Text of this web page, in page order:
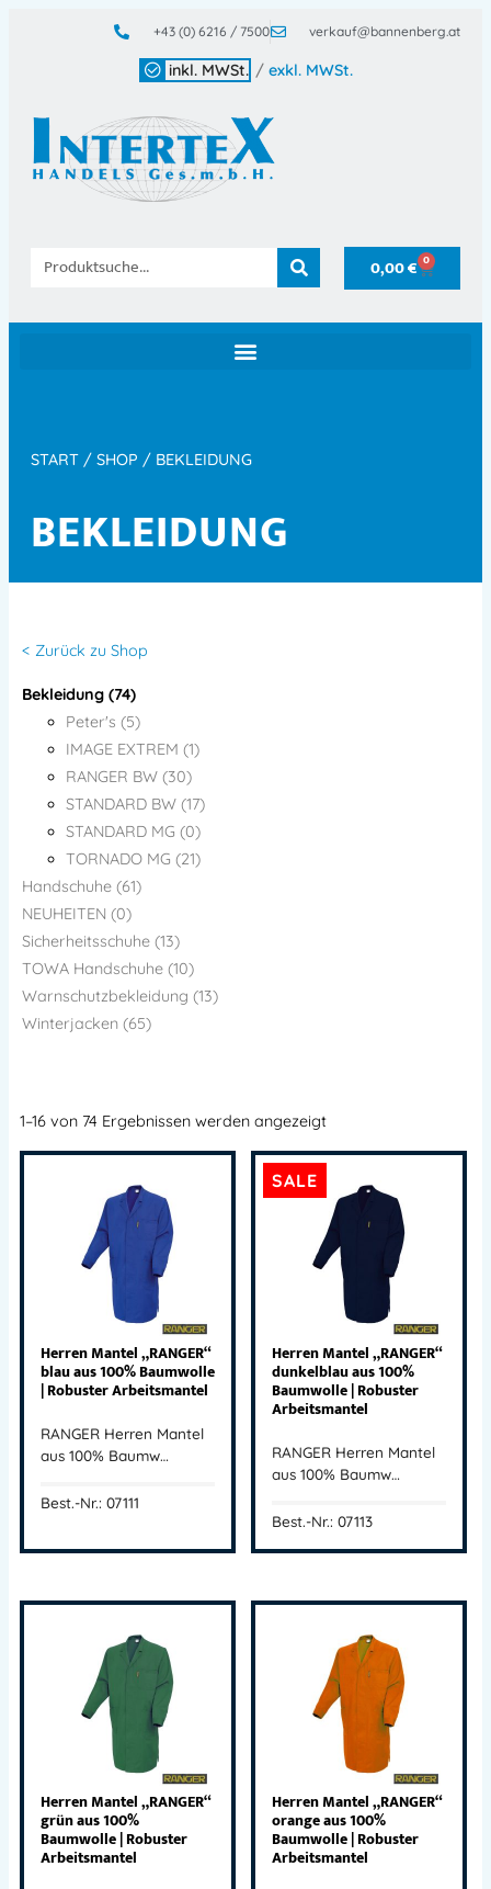
+43 (0) 6216 / 7500 verkauf@bannenberg.at
inkl. MWSt. / exkl. MWSt.
0,00€ 0
START / SHOP / BEKLEIDUNG
BEKLEIDUNG
< Zurück zu Shop
Bekleidung (74)
Peter's (5)
IMAGE EXTREM (1)
RANGER BW (30)
STANDARD BW (17)
STANDARD MG (0)
TORNADO MG (21)
Handschuhe (61)
NEUHEITEN (0)
Sicherheitsschuhe (13)
TOWA Handschuhe (10)
Warnschutzbekleidung (13)
Winterjacken (65)
1–16 von 74 Ergebnissen werden angezeigt
Herren Mantel „RANGER“
blau aus 100% Baumwolle
| Robuster Arbeitsmantel
RANGER Herren Mantel
aus 100% Baumw…
Best.-Nr.: 07111
SALE
Herren Mantel „RANGER“
dunkelblau aus 100%
Baumwolle | Robuster
Arbeitsmantel
RANGER Herren Mantel
aus 100% Baumw…
Best.-Nr.: 07113
Herren Mantel „RANGER“
grün aus 100%
Baumwolle | Robuster
Arbeitsmantel
Herren Mantel „RANGER“
orange aus 100%
Baumwolle | Robuster
Arbeitsmantel